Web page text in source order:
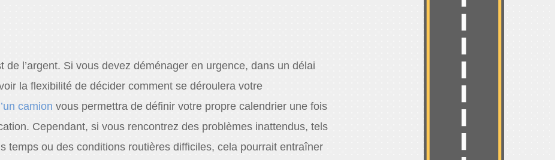
de l’argent. Si vous devez déménager en urgence, dans un délai
la flexibilité de décider comment se déroulera votre
camion vous permettra de définir votre propre calendrier une fois
Cependant, si vous rencontrez des problèmes inattendus, tels
temps ou des conditions routières difficiles, cela pourrait entraîner